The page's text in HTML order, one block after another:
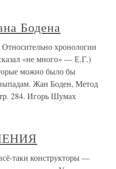
Бодена
хронологии
«не много» — Е.Г.)
можно было бы
Жан Боден, Метод
284. Игорь Шумах
конструкторы —